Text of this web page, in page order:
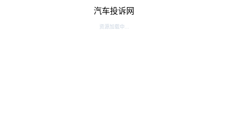
汽车投诉网
资源加载中...